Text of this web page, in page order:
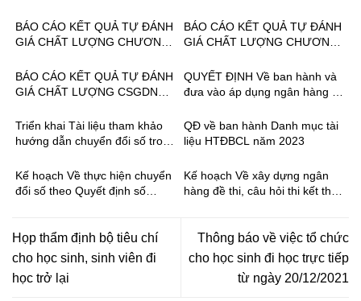
NGHỀ: CÔNG NGHỆ Ô TÔ
TRÌNH ĐỘ TRUNG CẤP NĂM
NGHỀ: CƠ ĐIỆN TỬ TRÌNH
ĐỘ TRUNG CẤP NĂM 2024
BÁO CÁO KẾT QUẢ TỰ ĐÁNH
GIÁ CHẤT LƯỢNG CHƯƠNG
NGHỀ: CƠ ĐIỆN TỬ TRÌNH
ĐỘ TRUNG CẤP NĂM 2023
BÁO CÁO KẾT QUẢ TỰ ĐÁNH
GIÁ CHẤT LƯỢNG CHƯƠNG
NGHỀ: CÔNG NGHỆ Ô TÔ
TRÌNH ĐỘ TRUNG CẤP NĂM
BÁO CÁO KẾT QUẢ TỰ ĐÁNH
GIÁ CHẤT LƯỢNG CSGDNN
QUYẾT ĐỊNH Về ban hành và
đưa vào áp dụng ngân hàng đề
học, mô đun ngành, nghề Bảo
trì hệ thống thiết bị cơ khí và
cấp năm 2023
Triển khai Tài liệu tham khảo
hướng dẫn chuyển đổi số trong
QĐ về ban hành Danh mục tài
liệu HTĐBCL năm 2023
Kế hoạch Về thực hiện chuyển
đổi số theo Quyết định số
Kế hoạch Về xây dựng ngân
hàng đề thi, câu hỏi thi kết thúc
Họp thẩm định bộ tiêu chí
cho học sinh, sinh viên đi
học trở lại
Thông báo về việc tổ chức
cho học sinh đi học trực tiếp
từ ngày 20/12/2021